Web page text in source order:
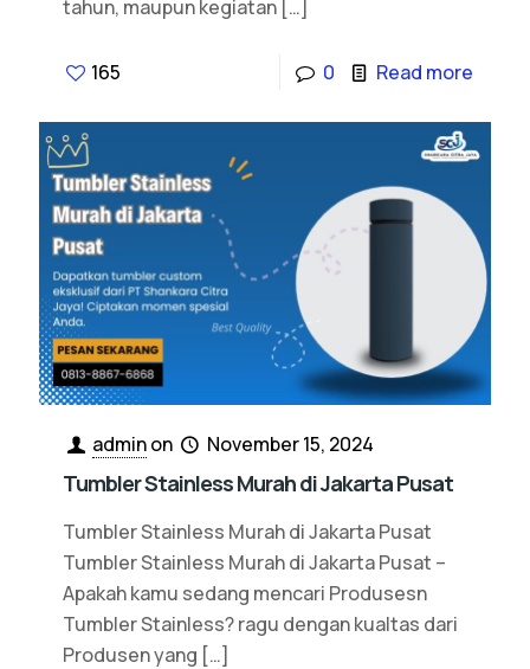
tahun, maupun kegiatan […]
165 0 Read more
adminon November 15, 2024
Tumbler Stainless Murah di Jakarta Pusat
Tumbler Stainless Murah di Jakarta Pusat
Tumbler Stainless Murah di Jakarta Pusat –
Apakah kamu sedang mencari Produsesn
Tumbler Stainless? ragu dengan kualtas dari
Produsen yang […]